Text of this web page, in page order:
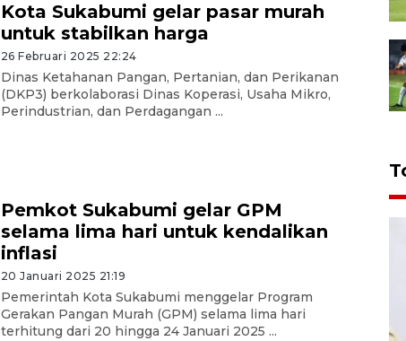
Kota Sukabumi gelar pasar murah
untuk stabilkan harga
26 Februari 2025 22:24
Dinas Ketahanan Pangan, Pertanian, dan Perikanan
(DKP3) berkolaborasi Dinas Koperasi, Usaha Mikro,
Perindustrian, dan Perdagangan ...
Pemkot Sukabumi gelar GPM
selama lima hari untuk kendalikan
inflasi
20 Januari 2025 21:19
Pemerintah Kota Sukabumi menggelar Program
Gerakan Pangan Murah (GPM) selama lima hari
terhitung dari 20 hingga 24 Januari 2025 ...